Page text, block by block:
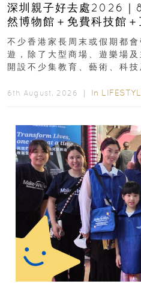
深圳親子好去處2026｜
然博物館＋免費科技館
齡、交通、門票、開放時
不少香港家長周末或假期都
遊，除了大型商場、遊樂場
開設不少集教育、藝術、科
6th August, 2026 ｜ In